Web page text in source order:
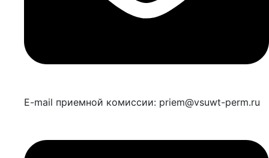
E-mail приемной комиссии: priem@vsuwt-perm.ru